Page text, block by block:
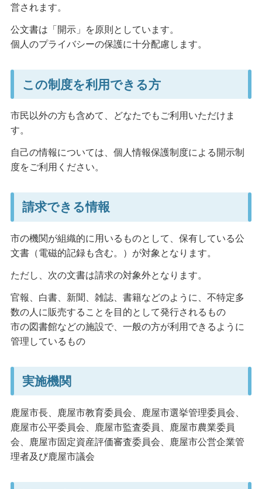
営されます。
公文書は「開示」を原則としています。
個人のプライバシーの保護に十分配慮します。
この制度を利用できる方
市民以外の方も含めて、どなたでもご利用いただけま
す。
自己の情報については、個人情報保護制度による開示制
度をご利用ください。
請求できる情報
市の機関が組織的に用いるものとして、保有している公
文書（電磁的記録も含む。）が対象となります。
ただし、次の文書は請求の対象外となります。
官報、白書、新聞、雑誌、書籍などのように、不特定多
数の人に販売することを目的として発行されるもの
市の図書館などの施設で、一般の方が利用できるように
管理しているもの
実施機関
鹿屋市長、鹿屋市教育委員会、鹿屋市選挙管理委員会、
鹿屋市公平委員会、鹿屋市監査委員、鹿屋市農業委員
会、鹿屋市固定資産評価審査委員会、鹿屋市公営企業管
理者及び鹿屋市議会